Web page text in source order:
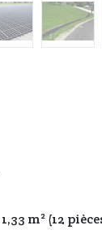
m² (12